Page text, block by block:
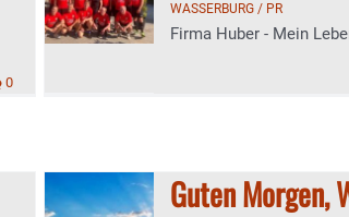
0
WASSERBURG / PR
Firma Huber - Mein
Guten Morgen,